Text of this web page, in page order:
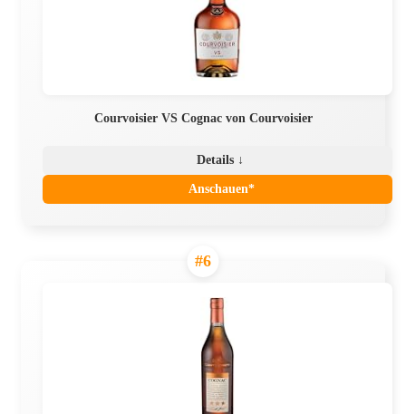
Courvoisier VS Cognac von Courvoisier
Details ↓
Anschauen*
#6